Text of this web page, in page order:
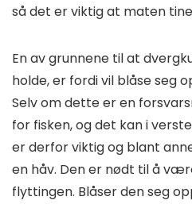
så det er viktig at maten
En av grunnene til at
holde, er fordi vil blåse seg
Selv om dette er en
for fisken, og det kan i
er derfor viktig og blant
en håv. Den er nødt til å
flyttingen. Blåser den seg